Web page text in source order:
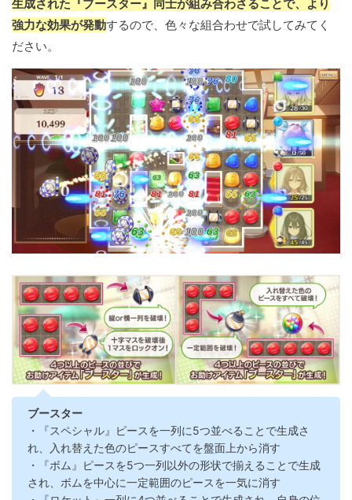
生成された『ブースター』同士が組み合わさることで、より
強力な効果が発動するので、色々な組合わせで試してみてく
ださい。
ブースター
・『スペシャル』ピースを一列に5つ並べることで生成さ
れ、入れ替えた色のピースすべてを盤面上から消す
・『ボム』ピースを5つ一列以外の形状で揃えることで生成
され、ボムを中心に一定範囲のピースを一気に消す